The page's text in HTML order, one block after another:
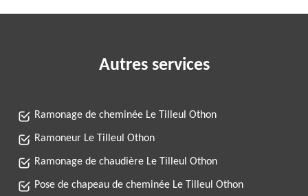
Autres services
Ramonage de cheminée Le Tilleul Othon
Ramoneur Le Tilleul Othon
Ramonage de chaudière Le Tilleul Othon
Pose de chapeau de cheminée Le Tilleul Othon